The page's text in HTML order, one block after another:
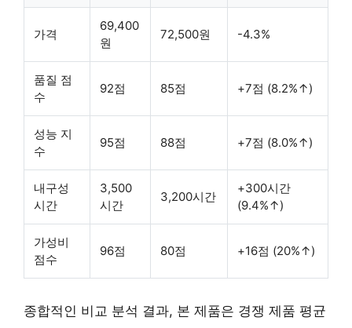
가격
69,400
원
72,500원 -4.3%
품질 점
수
92점 85점 +7점 (8.2%↑)
성능 지
수
95점 88점 +7점 (8.0%↑)
내구성
시간
3,500
시간
3,200시간
+300시간
(9.4%↑)
가성비
점수
96점 80점 +16점 (20%↑)
종합적인 비교 분석 결과, 본 제품은 경쟁 제품 평균